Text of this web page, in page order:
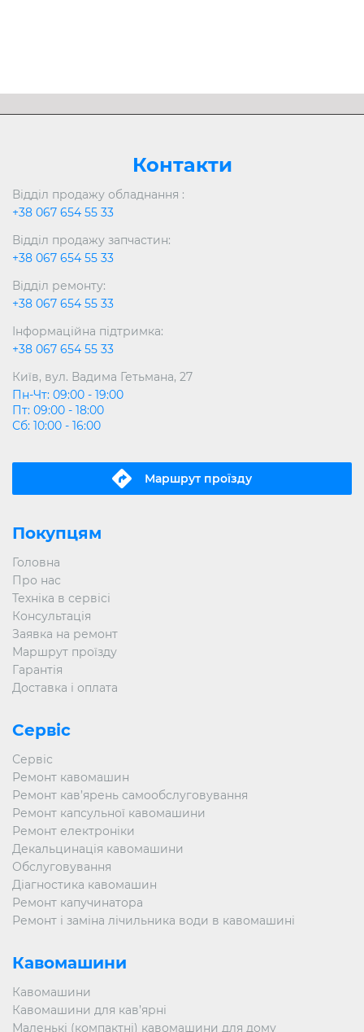
Контакти
Відділ продажу обладнання :
+38 067 654 55 33
Відділ продажу запчастин:
+38 067 654 55 33
Відділ ремонту:
+38 067 654 55 33
Інформаційна підтримка:
+38 067 654 55 33
Київ, вул. Вадима Гетьмана, 27
Пн-Чт: 09:00 - 19:00
Пт: 09:00 - 18:00
Сб: 10:00 - 16:00
Маршрут проїзду
Покупцям
Головна
Про нас
Техніка в сервісі
Консультація
Заявка на ремонт
Маршрут проїзду
Гарантія
Доставка і оплата
Сервіс
Сервіс
Ремонт кавомашин
Ремонт кав’ярень самообслуговування
Ремонт капсульної кавомашини
Ремонт електроніки
Декальцинація кавомашини
Обслуговування
Діагностика кавомашин
Ремонт капучинатора
Ремонт і заміна лічильника води в кавомашині
Кавомашини
Кавомашини
Кавомашини для кав’ярні
Маленькі (компактні) кавомашини для дому